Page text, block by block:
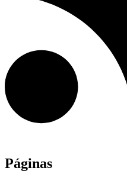
Páginas